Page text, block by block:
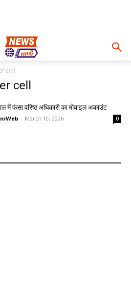
cell
cell
में फंसा वरिष्ठ अधिकारी का मोबाइल अकाउंट
- March 10, 2026 0